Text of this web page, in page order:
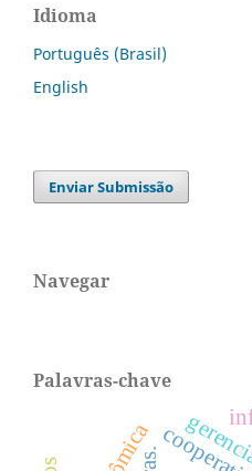
Idioma
Português (Brasil)
English
Enviar Submissão
Navegar
Palavras-chave